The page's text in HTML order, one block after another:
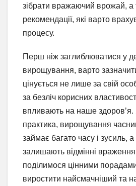
зібрати вражаючий врожай, а
рекомендації, які варто
процесу.
Перш ніж заглиблюватися у
вирощування, варто
цінується не лише за свій
за безліч корисних
впливають на наше здоров’я.
практика, вирощування
займає багато часу і зусиль, а
залишають відмінні
поділимося цінними
виростити найсмачніший та